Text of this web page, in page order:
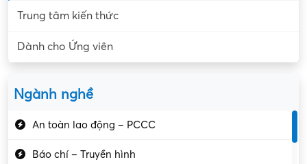
Trung tâm kiến thức
Dành cho Ứng viên
Ngành nghề
An toàn lao động – PCCC
Báo chí – Truyền hình